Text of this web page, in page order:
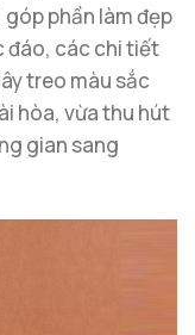
phần làm đẹp
đáo, các chi tiết
treo màu sắc
hòa, vừa thu hút
gian sang